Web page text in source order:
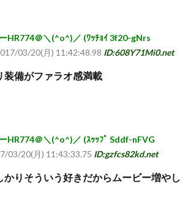
HR774＠＼(^o^)／ (ﾜｯﾁｮｲ 3f20-gNrs
03/20(月) 11:42:48.98 ID:608Y71Mi0.net
装備がファラオ感満載
HR774＠＼(^o^)／ (ｽｯｯﾌﾟ Sddf-nFVG
03/20(月) 11:43:33.75 ID:gzfcs82kd.net
かりそういう好きだからムービー増やし